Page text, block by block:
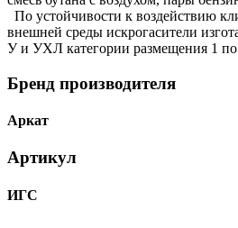
По устойчивости к воздействию
внешней среды искрогасители
У и УХЛ категории размещения 1
Бренд производителя
Аркат
Артикул
ИГС